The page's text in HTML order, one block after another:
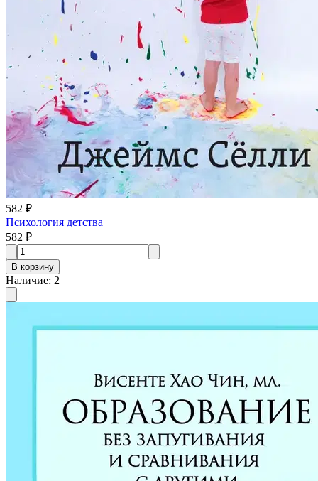
582 ₽
Психология детства
582 ₽
В корзину
Наличие: 2